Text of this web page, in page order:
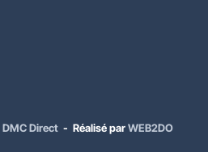
DMC Direct - Réalisé parWEB2DO